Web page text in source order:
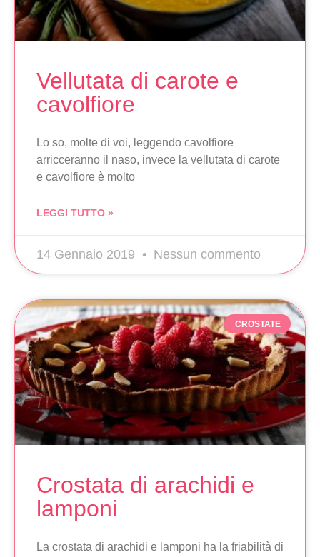
Vellutata di carote e
cavolfiore
Lo so, molte di voi, leggendo cavolfiore
arricceranno il naso, invece la vellutata di carote
e cavolfiore è molto
LEGGI TUTTO »
14 Gennaio 2019 Nessun commento
CROSTATE
Crostata di arachidi e
lamponi
La crostata di arachidi e lamponi ha la friabilità di